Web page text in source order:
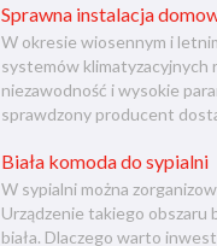
Sprawna instalacja
W okresie wiosennym i
systemów klimatyzacyjnych
niezawodność i wysokie
sprawdzony producent
Biała komoda do sypialni
W sypialni można
Urządzenie takiego obszaru
biała. Dlaczego warto